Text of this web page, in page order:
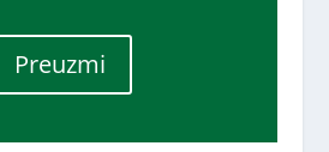
Preuzmi